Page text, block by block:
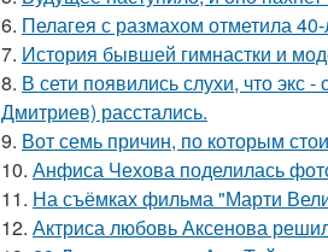
6. Пелагея с размахом отметила
7. История бывшей гимнастки и
8. В сети появились слухи, что экс
Дмитриев) расстались.
9. Вот семь причин, по которым
10. Анфиса Чехова поделилась
11. На съёмках фильма "Марти
12. Актриса любовь Аксенова